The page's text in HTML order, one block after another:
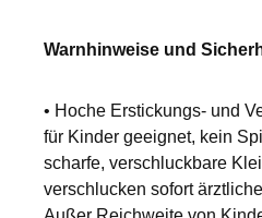
Warnhinweise und
• Hoche Erstickungs- und
für Kinder geeignet, kein
scharfe, verschluckbare
verschlucken sofort